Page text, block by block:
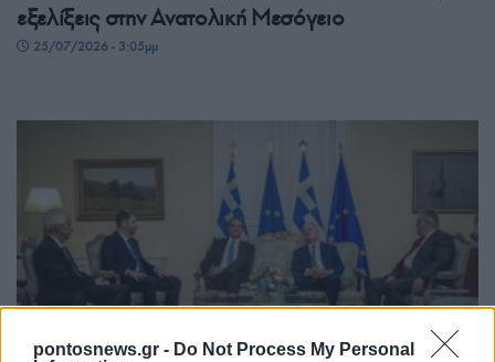
pontosnews.gr - Do Not Process My Personal
εξελίξεις στην Ανατολική Μεσόγειο
25/07/2026 - 3:05μμ